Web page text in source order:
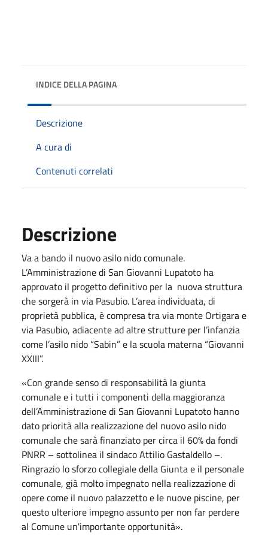
INDICE DELLA PAGINA
Descrizione
A cura di
Contenuti correlati
Descrizione
Va a bando il nuovo asilo nido comunale.
L’Amministrazione di San Giovanni Lupatoto ha
approvato il progetto definitivo per la nuova struttura
che sorgerà in via Pasubio. L’area individuata, di
proprietà pubblica, è compresa tra via monte Ortigara e
via Pasubio, adiacente ad altre strutture per l’infanzia
come l’asilo nido “Sabin” e la scuola materna “Giovanni
XXIII”.
«Con grande senso di responsabilità la giunta
comunale e i tutti i componenti della maggioranza
dell’Amministrazione di San Giovanni Lupatoto hanno
dato priorità alla realizzazione del nuovo asilo nido
comunale che sarà finanziato per circa il 60% da fondi
PNRR – sottolinea il sindaco Attilio Gastaldello –.
Ringrazio lo sforzo collegiale della Giunta e il personale
comunale, già molto impegnato nella realizzazione di
opere come il nuovo palazzetto e le nuove piscine, per
questo ulteriore impegno assunto per non far perdere
al Comune un'importante opportunità».